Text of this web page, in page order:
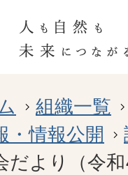
組織一覧
・情報公開
だより（令